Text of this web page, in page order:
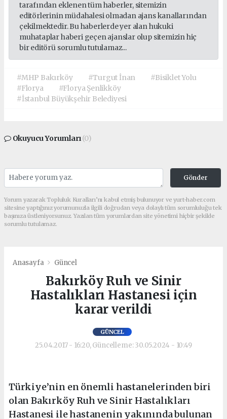
tarafından eklenen tüm haberler, sitemizin
editörlerinin müdahalesi olmadan ajans kanallarından
çekilmektedir. Bu haberlerde yer alan hukuki
muhataplar haberi geçen ajanslar olup sitemizin hiç
bir editörü sorumlu tutulamaz...
#MHP Bakırköy #Turgut İnan
#Bisiklet Yolu
#Florya
#Florya Şenlikköy
#İstanbul Büyükşehir Belediyesi
Okuyucu Yorumları(0)
Gönder
Yorum yazarak Topluluk Kuralları’nı kabul etmiş bulunuyor ve yurt-haber.com
sitesine yaptığınız yorumunuzla ilgili doğrudan veya dolaylı tüm sorumluluğu tek
başınıza üstleniyorsunuz. Yazılan tüm yorumlardan site yönetimi hiçbir şekilde
sorumlu tutulamaz.
Anasayfa Güncel
Bakırköy Ruh ve Sinir
Hastalıkları Hastanesi için
karar verildi
GÜNCEL
25.04.2017 - 16:20, Güncelleme: 30.05.2024 - 10:49
Türkiye’nin en önemli hastanelerinden biri
olan Bakırköy Ruh ve Sinir Hastalıkları
Hastanesi ile hastanenin yakınında bulunan